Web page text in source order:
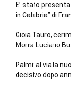
E’ stato
in Calabria” di
Gioia Tauro,
Mons. Luciano
Palmi: al via la
decisivo dopo